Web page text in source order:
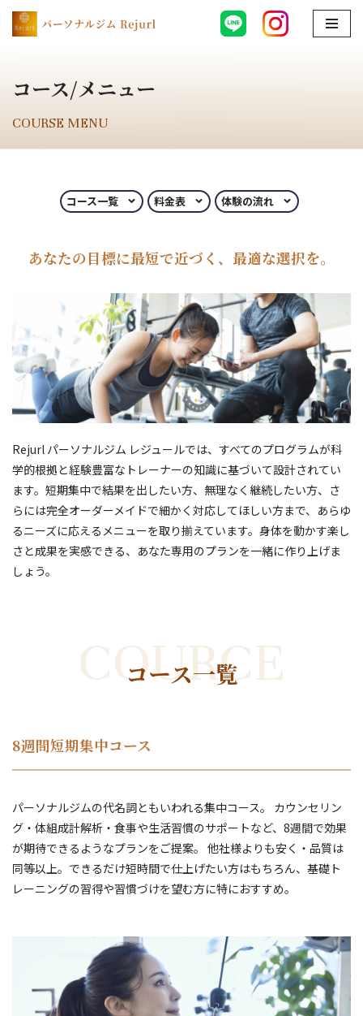
テ
ツ
へ
コース/メニュー
COURSE MENU
コース一覧 料金表 体験の流れ
あなたの目標に最短で近づく、最適な選択を。
Rejurl パーソナルジム レジュールでは、すべてのプログラムが科
学的根拠と経験豊富なトレーナーの知識に基づいて設計されてい
ます。短期集中で結果を出したい方、無理なく継続したい方、さ
らには完全オーダーメイドで細かく対応してほしい方まで、あらゆ
るニーズに応えるメニューを取り揃えています。身体を動かす楽し
さと成果を実感できる、あなた専用のプランを一緒に作り上げま
しょう。
COURCE
コース一覧
8週間短期集中コース
パーソナルジムの代名詞ともいわれる集中コース。 カウンセリン
グ・体組成計解析・食事や生活習慣のサポートなど、8週間で効果
が期待できるようなプランをご提案。 他社様よりも安く・品質は
同等以上。できるだけ短時間で仕上げたい方はもちろん、基礎ト
レーニングの習得や習慣づけを望む方に特におすすめ。